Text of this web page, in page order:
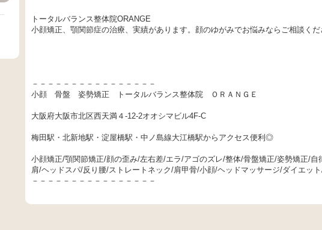
トータルバランス整体院ORANGE
小顔矯正、顎関節症の治療、実績があります。顔のゆがみでお悩みならご相談くだ
－－－－－－－－－－－－－－－－
小顔 骨盤 姿勢矯正 トータルバランス整体院 ＯＲＡＮＧＥ
大阪府大阪市北区西天満４-12-2オオシマビル4F-C
梅田駅・北新地駅・淀屋橋駅・中ノ島線大江橋駅からアクセス便利◎
小顔矯正/顎関節矯正/顔の歪み/左右差/エラ/アゴのズレ/整体/骨盤矯正/姿勢矯正/
肩/ヘッドスパ/反り腰/ストレートネック/肩甲骨/小顔/ヘッドマッサージ/ダイエッ
－－－－－－－－－－－－－－－－